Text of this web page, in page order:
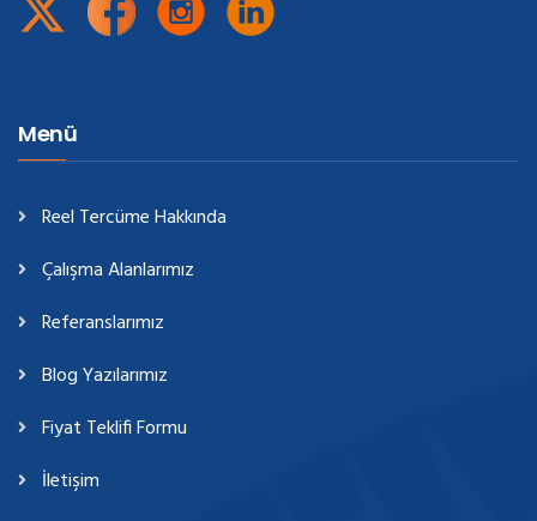
Menü
Reel Tercüme Hakkında
Çalışma Alanlarımız
Referanslarımız
Blog Yazılarımız
Fiyat Teklifi Formu
İletişim